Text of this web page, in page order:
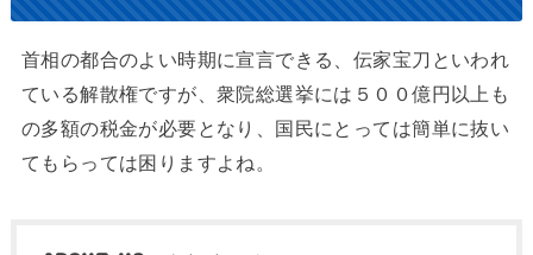
首相の都合のよい時期に宣言できる、伝家宝刀といわれ
ている解散権ですが、衆院総選挙には５００億円以上も
の多額の税金が必要となり、国民にとっては簡単に抜い
てもらっては困りますよね。